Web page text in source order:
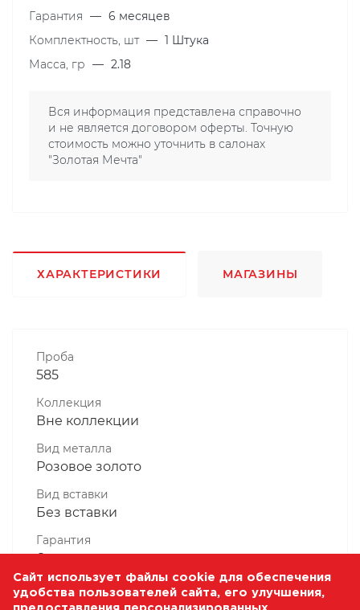
Гарантия — 6 месяцев
Комплектность, шт — 1 Штука
Масса, гр — 2.18
Вся информация представлена справочно
и не является договором оферты. Точную
стоимость можно уточнить в салонах
"Золотая Мечта"
ХАРАКТЕРИСТИКИ МАГАЗИНЫ
Проба
585
Коллекция
Вне коллекции
Вид металла
Розовое золото
Вид вставки
Без вставки
Гарантия
6 месяцев
Комплектность, шт
1 Штука
Сайт использует файлы cookie для обеспечения
удобства пользователей сайта, его улучшения,